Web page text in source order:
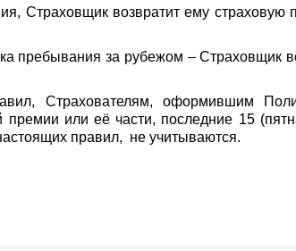
Страховщик возвратит ему страховую
пребывания за рубежом – Страховщик
Страхователям, оформившим
или её части, последние 15
правил, не учитываются.